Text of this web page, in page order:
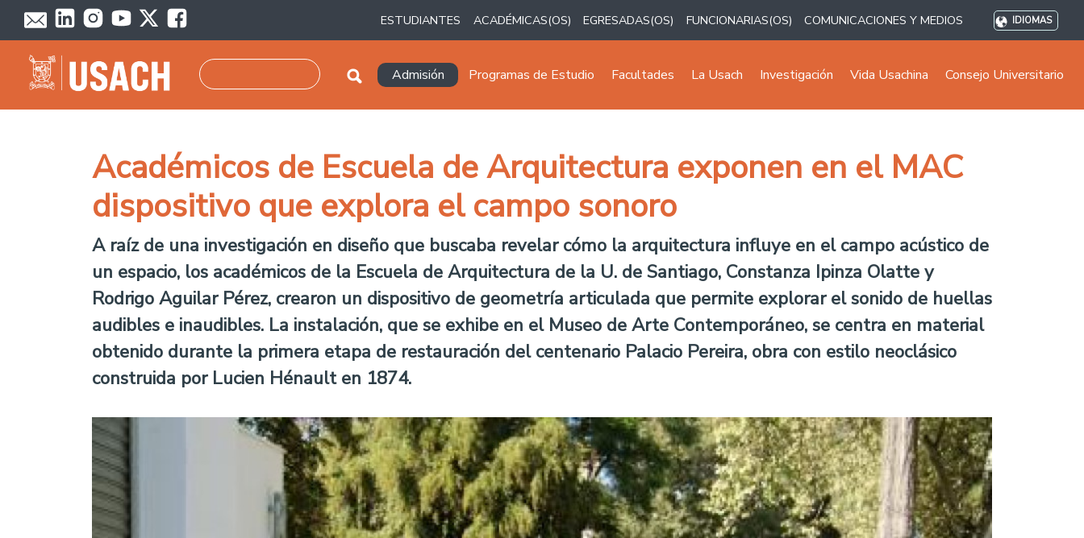
Pasar al contenido principal
ESTUDIANTES ACADÉMICAS(OS) EGRESADAS(OS) FUNCIONARIAS(OS) COMUNICACIONES Y MEDIOS IDIOMAS
Navegación principal
Admisión Programas de Estudio Facultades La Usach Investigación Vida Usachina Consejo Universitario
Académicos de Escuela de Arquitectura exponen en el MAC
dispositivo que explora el campo sonoro
A raíz de una investigación en diseño que buscaba revelar cómo la arquitectura influye en el campo acústico de
un espacio, los académicos de la Escuela de Arquitectura de la U. de Santiago, Constanza Ipinza Olatte y
Rodrigo Aguilar Pérez, crearon un dispositivo de geometría articulada que permite explorar el sonido de huellas
audibles e inaudibles. La instalación, que se exhibe en el Museo de Arte Contemporáneo, se centra en material
obtenido durante la primera etapa de restauración del centenario Palacio Pereira, obra con estilo neoclásico
construida por Lucien Hénault en 1874.